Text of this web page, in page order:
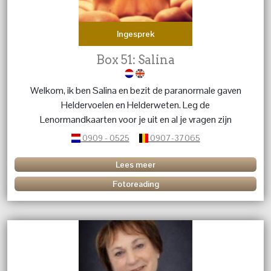
Ingesprek
Box 51: Salina
Welkom, ik ben Salina en bezit de paranormale gaven
Heldervoelen en Helderweten. Leg de
Lenormandkaarten voor je uit en al je vragen zijn
welkom.
0909 - 0525 0907-37065
Lees meer
Fotoreading